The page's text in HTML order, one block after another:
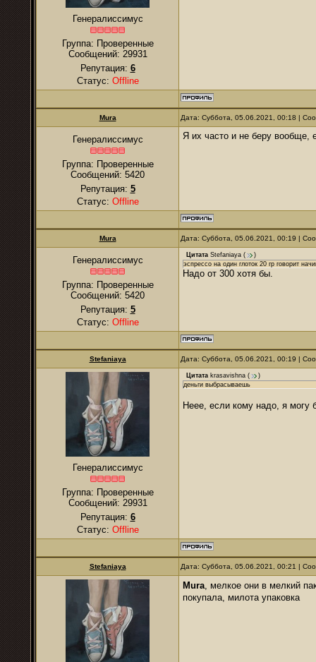
Генералиссимус
Группа: Проверенные
Сообщений: 29931
Репутация: 6
Статус: Offline
Mura Дата: Суббота, 05.06.2021, 00:18 |
Генералиссимус
Группа: Проверенные
Сообщений: 5420
Репутация: 5
Статус: Offline
Я их часто и не беру вообще,
Mura Дата: Суббота, 05.06.2021, 00:19 |
Генералиссимус
Группа: Проверенные
Сообщений: 5420
Репутация: 5
Статус: Offline
Цитата Stefaniaya (
)
эспрессо на один глоток 20 гр говорит
Надо от 300 хотя бы.
Stefaniaya Дата: Суббота, 05.06.2021, 00:19 |
Генералиссимус
Группа: Проверенные
Сообщений: 29931
Репутация: 6
Статус: Offline
Цитата krasavishna (
)
деньги выбрасываешь
Неее, если кому надо, я могу
Stefaniaya Дата: Суббота, 05.06.2021, 00:21 |
Mura , мелкое они в мелкий
покупала, милота упаковка